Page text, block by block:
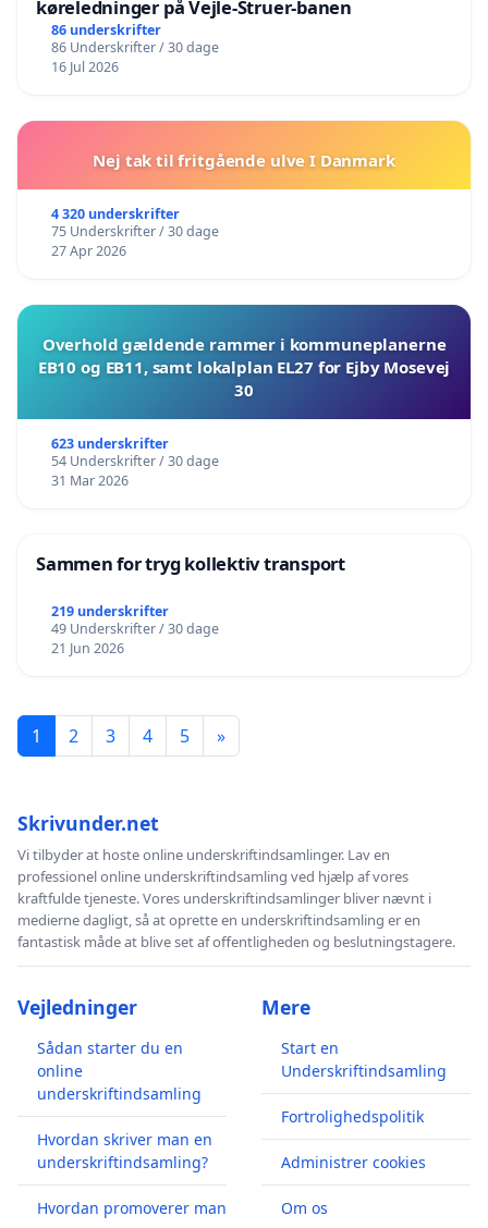
køreledninger på Vejle-Struer-banen
86 underskrifter
86 Underskrifter / 30 dage
16 Jul 2026
Nej tak til fritgående ulve I Danmark
4 320 underskrifter
75 Underskrifter / 30 dage
27 Apr 2026
Overhold gældende rammer i kommuneplanerne
EB10 og EB11, samt lokalplan EL27 for Ejby Mosevej
30
623 underskrifter
54 Underskrifter / 30 dage
31 Mar 2026
Sammen for tryg kollektiv transport
219 underskrifter
49 Underskrifter / 30 dage
21 Jun 2026
1 2 3 4 5 »
Skrivunder.net
Vi tilbyder at hoste online underskriftindsamlinger. Lav en
professionel online underskriftindsamling ved hjælp af vores
kraftfulde tjeneste. Vores underskriftindsamlinger bliver nævnt i
medierne dagligt, så at oprette en underskriftindsamling er en
fantastisk måde at blive set af offentligheden og beslutningstagere.
Vejledninger
Sådan starter du en
online
underskriftindsamling
Hvordan skriver man en
underskriftindsamling?
Hvordan promoverer man
Mere
Start en
Underskriftindsamling
Fortrolighedspolitik
Administrer cookies
Om os